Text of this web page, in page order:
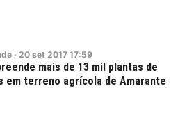
· 20 set 2017 17:59
mais de 13 mil plantas de
em terreno agrícola de Amarante